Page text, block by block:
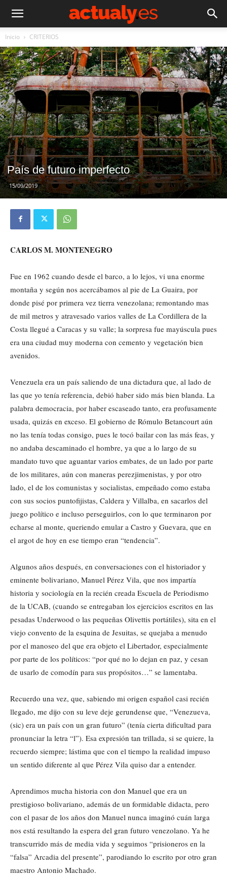
Inicio CRITERIOS
País de futuro imperfecto
15/09/2019
CARLOS M. MONTENEGRO
Fue en 1962 cuando desde el barco, a lo lejos, vi una enorme
montaña y según nos acercábamos al pie de La Guaira, por
donde pisé por primera vez tierra venezolana; remontando mas
de mil metros y atravesado varios valles de La Cordillera de la
Costa llegué a Caracas y su valle; la sorpresa fue mayúscula pues
era una ciudad muy moderna con cemento y vegetación bien
avenidos.
Venezuela era un país saliendo de una dictadura que, al lado de
las que yo tenía referencia, debió haber sido más bien blanda. La
palabra democracia, por haber escaseado tanto, era profusamente
usada, quizás en exceso. El gobierno de Rómulo Betancourt aún
no las tenía todas consigo, pues le tocó bailar con las más feas, y
no andaba descaminado el hombre, ya que a lo largo de su
mandato tuvo que aguantar varios embates, de un lado por parte
de los militares, aún con maneras perezjimenistas, y por otro
lado, el de los comunistas y socialistas, empeñado como estaba
con sus socios puntofijistas, Caldera y Villalba, en sacarlos del
juego político e incluso perseguirlos, con lo que terminaron por
echarse al monte, queriendo emular a Castro y Guevara, que en
el argot de hoy en ese tiempo eran “tendencia”.
Algunos años después, en conversaciones con el historiador y
eminente bolivariano, Manuel Pérez Vila, que nos impartía
historia y sociología en la recién creada Escuela de Periodismo
de la UCAB, (cuando se entregaban los ejercicios escritos en las
pesadas Underwood o las pequeñas Olivettis portátiles), sita en el
viejo convento de la esquina de Jesuitas, se quejaba a menudo
por el manoseo del que era objeto el Libertador, especialmente
por parte de los políticos: “por qué no lo dejan en paz, y cesan
de usarlo de comodín para sus propósitos…” se lamentaba.
Recuerdo una vez, que, sabiendo mi origen español casi recién
llegado, me dijo con su leve deje gerundense que, “Venezueva,
(sic) era un país con un gran futuro” (tenía cierta dificultad para
pronunciar la letra “l”). Esa expresión tan trillada, si se quiere, la
recuerdo siempre; lástima que con el tiempo la realidad impuso
un sentido diferente al que Pérez Vila quiso dar a entender.
Aprendimos mucha historia con don Manuel que era un
prestigioso bolivariano, además de un formidable didacta, pero
con el pasar de los años don Manuel nunca imaginó cuán larga
nos está resultando la espera del gran futuro venezolano. Ya he
transcurrido más de media vida y seguimos “prisioneros en la
“falsa” Arcadia del presente”, parodiando lo escrito por otro gran
maestro Antonio Machado.